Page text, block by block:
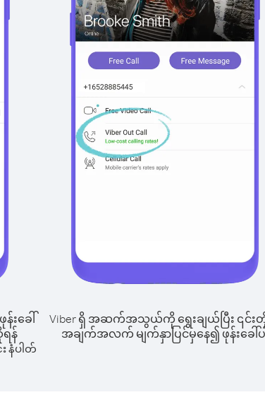
ခေါ်
ရန်
နံပါတ်
Viber ရှိ အဆက်အသွယ်ကို ရွေးချယ်ပြီး ၎င်
အချက်အလက် မျက်နှာပြင်မှနေ၍ ဖုန်းခေါ်ပ